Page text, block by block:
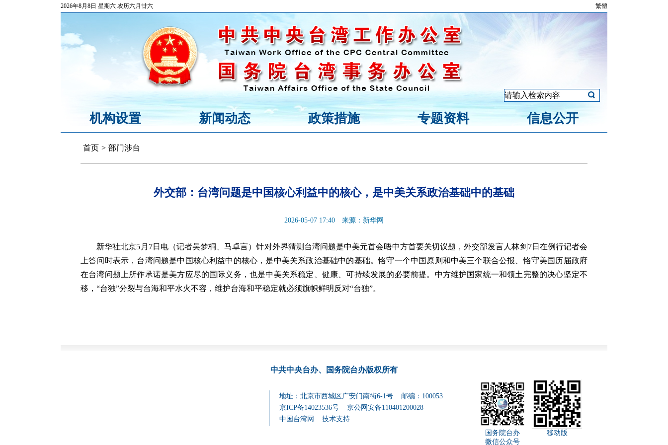
2026年8月8日 星期六 农历六月廿六 繁體
机构设置 新闻动态 政策措施 专题资料 信息公开
首页 > 部门涉台
外交部：台湾问题是中国核心利益中的核心，是中美关系政治基础中的基础
2026-05-07 17:40 来源：新华网
新华社北京5月7日电（记者吴梦桐、马卓言）针对外界猜测台湾问题是中美元首会晤中方首要关切议题，外交部发言人林剑7日在例行记者会
上答问时表示，台湾问题是中国核心利益中的核心，是中美关系政治基础中的基础。恪守一个中国原则和中美三个联合公报、恪守美国历届政府
在台湾问题上所作承诺是美方应尽的国际义务，也是中美关系稳定、健康、可持续发展的必要前提。中方维护国家统一和领土完整的决心坚定不
移，“台独”分裂与台海和平水火不容，维护台海和平稳定就必须旗帜鲜明反对“台独”。
中共中央台办、国务院台办版权所有
地址：北京市西城区广安门南街6-1号 邮编：100053
京ICP备14023536号 京公网安备110401200028
中国台湾网
技术支持
国务院台办
微信公众号
移动版